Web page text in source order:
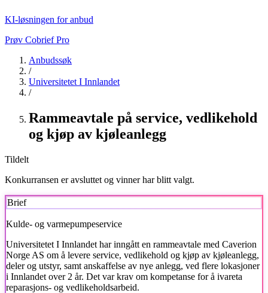
KI-løsningen for anbud
Prøv Cobrief Pro
Anbudssøk
/
Universitetet I Innlandet
/
Rammeavtale på service, vedlikehold
og kjøp av kjøleanlegg
Tildelt
Konkurransen er avsluttet og vinner har blitt valgt.
Brief
Kulde- og varmepumpeservice
Universitetet I Innlandet har inngått en rammeavtale med Caverion
Norge AS om å levere service, vedlikehold og kjøp av kjøleanlegg,
deler og utstyr, samt anskaffelse av nye anlegg, ved flere lokasjoner
i Innlandet over 2 år. Det var krav om kompetanse for å ivareta
reparasjons- og vedlikeholdsarbeid.